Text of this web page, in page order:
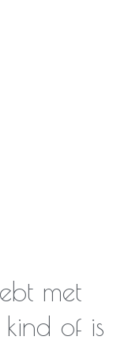
met
of is